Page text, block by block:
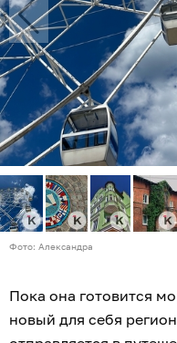
Фото: Александра
Пока она готовится
новый для себя